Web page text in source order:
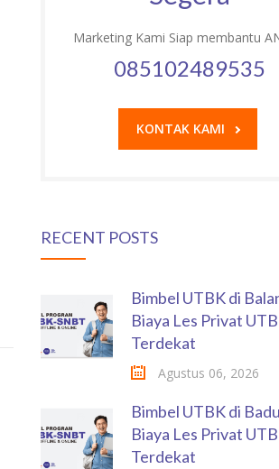
Marketing Kami Siap membantu
085102489535
KONTAK KAMI
RECENT POSTS
Bimbel UTBK di
Biaya Les Privat
Terdekat
Agustus 06, 2026
Bimbel UTBK di
Biaya Les Privat
Terdekat